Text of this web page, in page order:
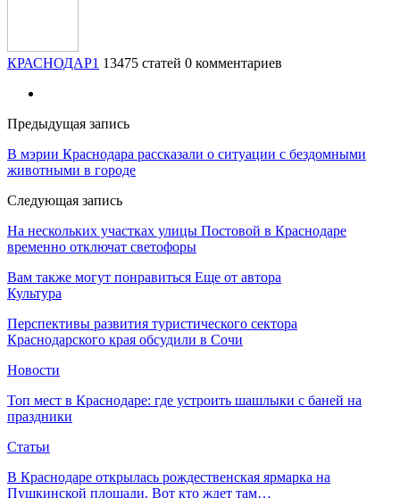
КРАСНОДАР1 13475 статей 0 комментариев
Предыдущая запись
В мэрии Краснодара рассказали о ситуации с бездомными
животными в городе
Следующая запись
На нескольких участках улицы Постовой в Краснодаре
временно отключат светофоры
Вам также могут понравиться Еще от автора
Культура
Перспективы развития туристического сектора
Краснодарского края обсудили в Сочи
Новости
Топ мест в Краснодаре: где устроить шашлыки с баней на
праздники
Статьи
В Краснодаре открылась рождественская ярмарка на
Пушкинской площади. Вот кто ждет там…